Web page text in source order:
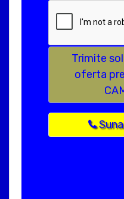
Trimite
oferta